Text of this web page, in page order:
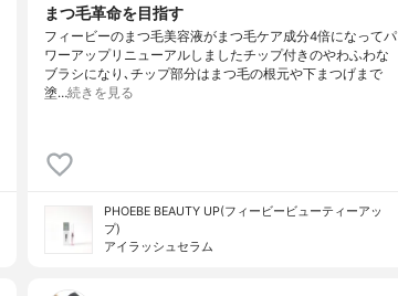
まつ毛革命を目指す
フィービーのまつ毛美容液がまつ毛ケア成分4倍になってパ
ワーアップリニューアルしましたチップ付きのやわふわな
ブラシになり､チップ部分はまつ毛の根元や下まつげまで
塗…続きを見る
PHOEBE BEAUTY UP(フィービービューティーアッ
プ)
アイラッシュセラム